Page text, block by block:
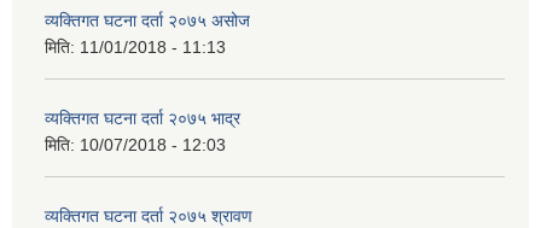
व्यक्तिगत घटना दर्ता २०७५ असोज
मिति: 11/01/2018 - 11:13
व्यक्तिगत घटना दर्ता २०७५ भाद्र
मिति: 10/07/2018 - 12:03
व्यक्तिगत घटना दर्ता २०७५ श्रावण